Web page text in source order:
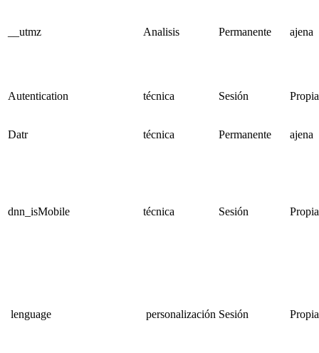
__utmz Analisis Permanente ajena
Autentication técnica Sesión Propia
Datr técnica Permanente ajena
dnn_isMobile técnica Sesión Propia
lenguage personalización Sesión Propia